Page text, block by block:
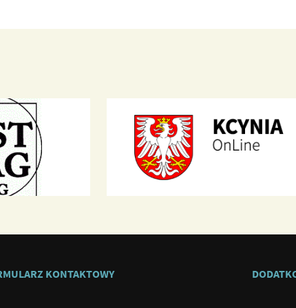
KONTAKTOWY